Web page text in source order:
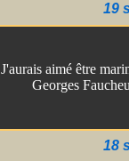
19
J'aurais aimé être
Georges
18